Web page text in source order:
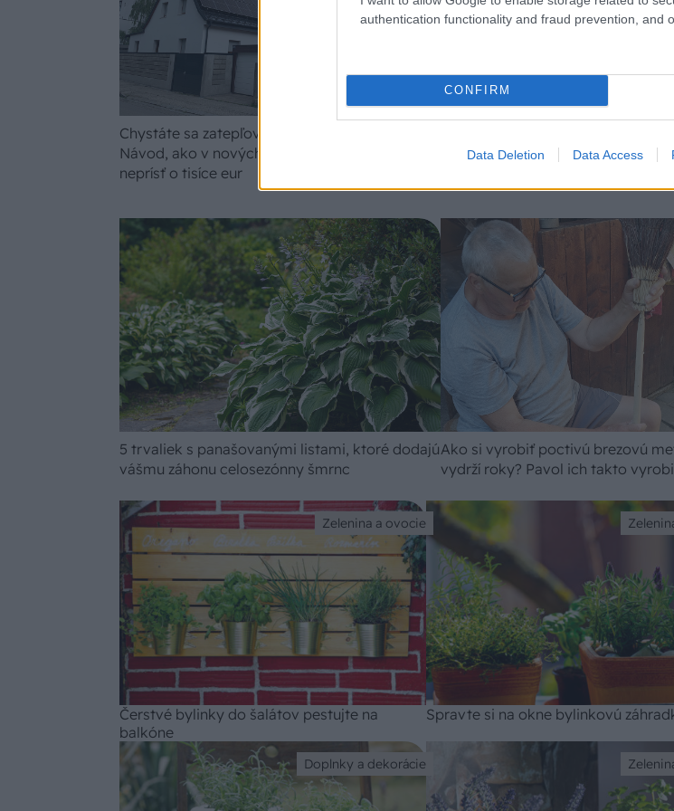
authentication functionality and fraud prevention, and
CONFIRM
Data Deletion Data Access
Chystáte sa zatepľovať alebo meniť kotol?
Návod, ako v nových dotačných výzvach
neprísť o tisíce eur
premení na nevábne mäkkú hmotu
5 trvaliek s panašovanými listami, ktoré dodajú
vášmu záhonu celosezónny šmrnc
Ako si vyrobiť poctivú brezovú
vydrží roky? Pavol ich takto
Zelenina a ovocie
Čerstvé bylinky do šalátov pestujte na
balkóne
Spravte si na okne bylinkovú
Doplnky a dekorácie